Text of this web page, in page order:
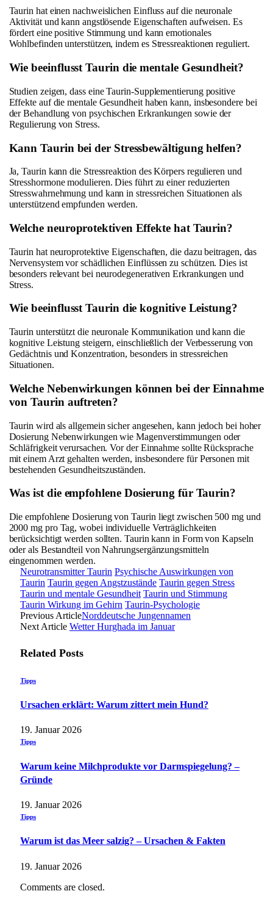
Taurin hat einen nachweislichen Einfluss auf die neuronale
Aktivität und kann angstlösende Eigenschaften aufweisen. Es
fördert eine positive Stimmung und kann emotionales
Wohlbefinden unterstützen, indem es Stressreaktionen reguliert.
Wie beeinflusst Taurin die mentale Gesundheit?
Studien zeigen, dass eine Taurin-Supplementierung positive
Effekte auf die mentale Gesundheit haben kann, insbesondere bei
der Behandlung von psychischen Erkrankungen sowie der
Regulierung von Stress.
Kann Taurin bei der Stressbewältigung helfen?
Ja, Taurin kann die Stressreaktion des Körpers regulieren und
Stresshormone modulieren. Dies führt zu einer reduzierten
Stresswahrnehmung und kann in stressreichen Situationen als
unterstützend empfunden werden.
Welche neuroprotektiven Effekte hat Taurin?
Taurin hat neuroprotektive Eigenschaften, die dazu beitragen, das
Nervensystem vor schädlichen Einflüssen zu schützen. Dies ist
besonders relevant bei neurodegenerativen Erkrankungen und
Stress.
Wie beeinflusst Taurin die kognitive Leistung?
Taurin unterstützt die neuronale Kommunikation und kann die
kognitive Leistung steigern, einschließlich der Verbesserung von
Gedächtnis und Konzentration, besonders in stressreichen
Situationen.
Welche Nebenwirkungen können bei der Einnahme
von Taurin auftreten?
Taurin wird als allgemein sicher angesehen, kann jedoch bei hoher
Dosierung Nebenwirkungen wie Magenverstimmungen oder
Schläfrigkeit verursachen. Vor der Einnahme sollte Rücksprache
mit einem Arzt gehalten werden, insbesondere für Personen mit
bestehenden Gesundheitszuständen.
Was ist die empfohlene Dosierung für Taurin?
Die empfohlene Dosierung von Taurin liegt zwischen 500 mg und
2000 mg pro Tag, wobei individuelle Verträglichkeiten
berücksichtigt werden sollten. Taurin kann in Form von Kapseln
oder als Bestandteil von Nahrungsergänzungsmitteln
eingenommen werden.
Neurotransmitter Taurin Psychische Auswirkungen von
Taurin Taurin gegen Angstzustände Taurin gegen Stress
Taurin und mentale Gesundheit Taurin und Stimmung
Taurin Wirkung im Gehirn Taurin-Psychologie
Previous ArticleNorddeutsche Jungennamen
Next Article Wetter Hurghada im Januar
Related Posts
Tipps
Ursachen erklärt: Warum zittert mein Hund?
19. Januar 2026
Tipps
Warum keine Milchprodukte vor Darmspiegelung? –
Gründe
19. Januar 2026
Tipps
Warum ist das Meer salzig? – Ursachen & Fakten
19. Januar 2026
Comments are closed.